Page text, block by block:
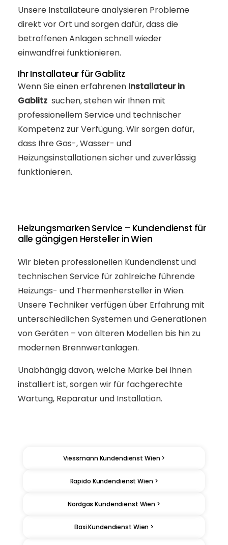
Unsere Installateure analysieren Probleme
direkt vor Ort und sorgen dafür, dass die
betroffenen Anlagen schnell wieder
einwandfrei funktionieren.
Ihr Installateur für Gablitz
Wenn Sie einen erfahrenen Installateur in
Gablitz suchen, stehen wir Ihnen mit
professionellem Service und technischer
Kompetenz zur Verfügung. Wir sorgen dafür,
dass Ihre Gas-, Wasser- und
Heizungsinstallationen sicher und zuverlässig
funktionieren.
Heizungsmarken Service – Kundendienst für
alle gängigen Hersteller in Wien
Wir bieten professionellen Kundendienst und
technischen Service für zahlreiche führende
Heizungs- und Thermenhersteller in Wien.
Unsere Techniker verfügen über Erfahrung mit
unterschiedlichen Systemen und Generationen
von Geräten – von älteren Modellen bis hin zu
modernen Brennwertanlagen.
Unabhängig davon, welche Marke bei Ihnen
installiert ist, sorgen wir für fachgerechte
Wartung, Reparatur und Installation.
Viessmann Kundendienst Wien >
Rapido Kundendienst Wien >
Nordgas Kundendienst Wien >
Baxi Kundendienst Wien >